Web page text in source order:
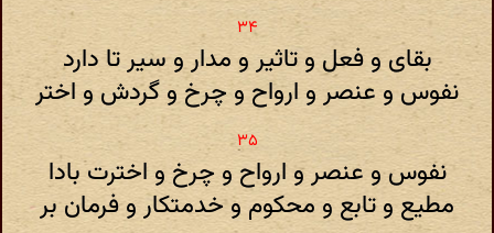
بقای و فعل و تاثیر و مدار و سیر تا دارد
نفوس و عنصر و ارواح و چرخ و گردش و اختر
نفوس و عنصر و ارواح و چرخ و اخترت بادا
مطیع و تابع و محکوم و خدمتکار و فرمان بر